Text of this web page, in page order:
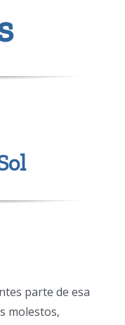
parte de esa
molestos,